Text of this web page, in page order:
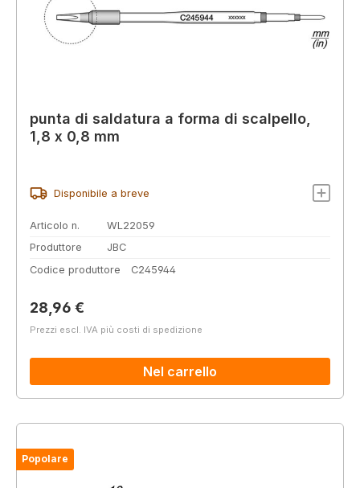
punta di saldatura a forma di scalpello,
1,8 x 0,8 mm
Disponibile a breve
Articolo n.
WL22059
Produttore
JBC
Codice produttore
C245944
Prezzo normale:
28,96 €
Prezzi escl. IVA più costi di spedizione
Nel carrello
Popolare